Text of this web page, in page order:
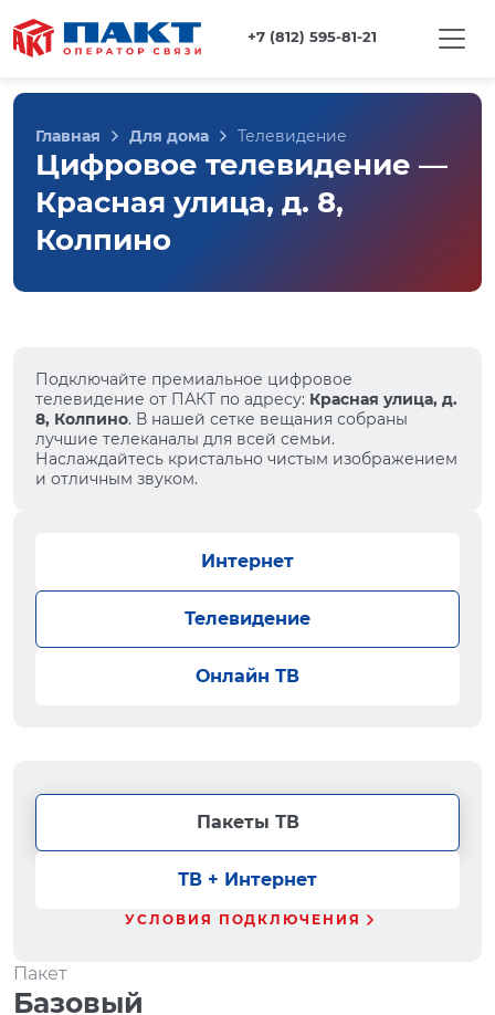
+7 (812) 595-81-21
Главная Для дома Телевидение
Цифровое телевидение —
Красная улица, д. 8,
Колпино
Подключайте премиальное цифровое
телевидение от ПАКТ по адресу: Красная улица, д.
8, Колпино. В нашей сетке вещания собраны
лучшие телеканалы для всей семьи.
Наслаждайтесь кристально чистым изображением
и отличным звуком.
Интернет
Телевидение
Онлайн ТВ
Пакеты ТВ
ТВ + Интернет
УСЛОВИЯ ПОДКЛЮЧЕНИЯ
Пакет
Базовый